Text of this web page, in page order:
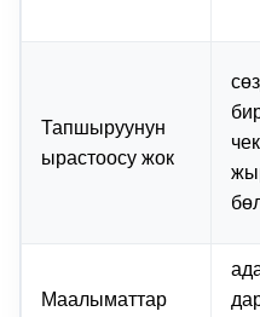
Тапшыруунун
ырастоосу жок
Маалыматтар